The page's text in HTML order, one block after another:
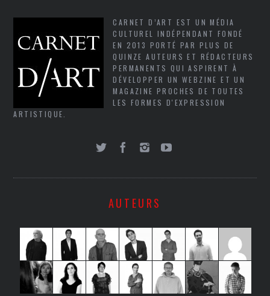
CARNET D’ART EST UN MÉDIA
CULTUREL INDÉPENDANT FONDÉ
EN 2013 PORTÉ PAR PLUS DE
QUINZE AUTEURS ET RÉDACTEURS
PERMANENTS QUI ASPIRENT À
DÉVELOPPER UN WEBZINE ET UN
MAGAZINE PROCHES DE TOUTES
LES FORMES D'EXPRESSION
ARTISTIQUE.
AUTEURS